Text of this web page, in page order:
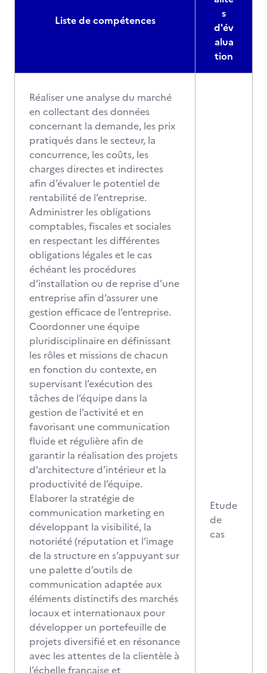
Liste de compétences
s
d'év
alua
tion
Réaliser une analyse du marché
en collectant des données
concernant la demande, les prix
pratiqués dans le secteur, la
concurrence, les coûts, les
charges directes et indirectes
afin d’évaluer le potentiel de
rentabilité de l’entreprise.
Administrer les obligations
comptables, fiscales et sociales
en respectant les différentes
obligations légales et le cas
échéant les procédures
d’installation ou de reprise d’une
entreprise afin d’assurer une
gestion efficace de l’entreprise.
Coordonner une équipe
pluridisciplinaire en définissant
les rôles et missions de chacun
en fonction du contexte, en
supervisant l’exécution des
tâches de l’équipe dans la
gestion de l’activité et en
favorisant une communication
fluide et régulière afin de
garantir la réalisation des projets
d’architecture d’intérieur et la
productivité de l’équipe.
Elaborer la stratégie de
communication marketing en
développant la visibilité, la
notoriété (réputation et l’image
de la structure en s’appuyant sur
une palette d’outils de
communication adaptée aux
éléments distinctifs des marchés
locaux et internationaux pour
développer un portefeuille de
projets diversifié et en résonance
avec les attentes de la clientèle à
l’échelle française et
Etude
de
cas